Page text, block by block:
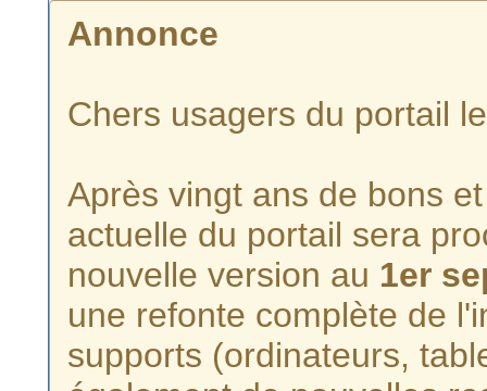
Annonce
Chers usagers du portail
Après vingt ans de bons
actuelle du portail sera
nouvelle version au 1er
une refonte complète de
supports (ordinateurs,